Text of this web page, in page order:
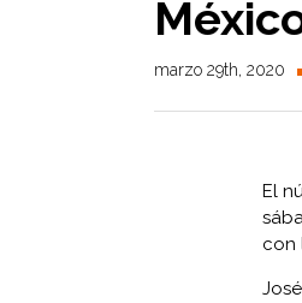
marzo 29th, 2020
El
con